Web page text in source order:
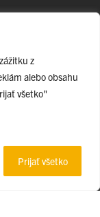
z
alebo obsahu
všetko"
Prijať všetko